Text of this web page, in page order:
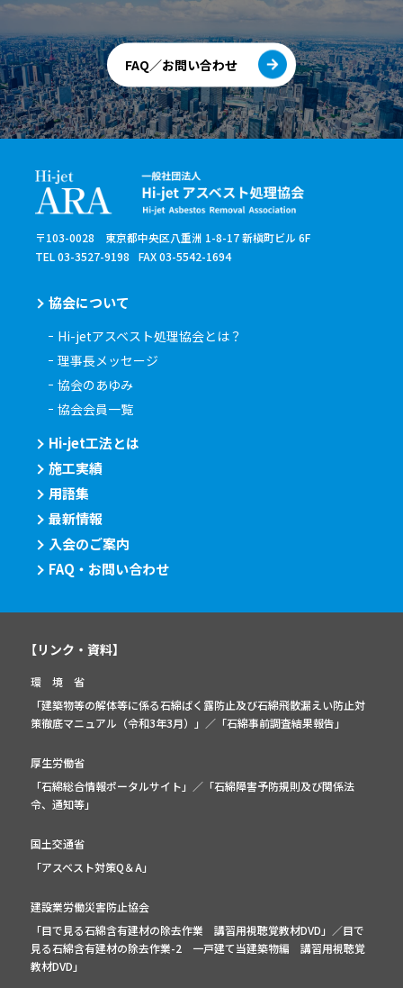
FAQ／お問い合わせ
〒103-0028 東京都中央区八重洲 1-8-17 新槇町ビル 6F
TEL 03-3527-9198
FAX 03-5542-1694
協会について
Hi-jetアスベスト処理協会とは？
理事長メッセージ
協会のあゆみ
協会会員一覧
Hi-jet工法とは
施工実績
用語集
最新情報
入会のご案内
FAQ・お問い合わせ
【リンク・資料】
環 境 省
「建築物等の解体等に係る石綿ばく露防止及び石綿飛散漏えい防止対
策徹底マニュアル（令和3年3月）」 ／「石綿事前調査結果報告」
厚生労働省
「石綿総合情報ポータルサイト」 ／「石綿障害予防規則及び関係法
令、通知等」
国土交通省
「アスベスト対策Q＆A」
建設業労働災害防止協会
「目で見る石綿含有建材の除去作業 講習用視聴覚教材DVD」／目で
見る石綿含有建材の除去作業-2 一戸建て当建築物編 講習用視聴覚
教材DVD」